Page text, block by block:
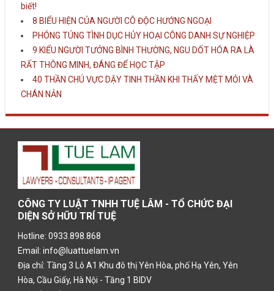
biết!
8 BIỂU HIỆN CỦA NGƯỜI CÔ ĐỘC HƯỚNG NGOẠI
PHÓNG TÚNG TÌNH DỤC HỦY HOẠI CÔNG DANH SỰ NGHIỆP
9 KIỂU NGƯỜI TƯỞNG BÌNH THƯỜNG, NGU DỐT HÓA RA LÀ
RẤT THÔNG MINH, ĐÁNG ĐỂ HỌC TẬP
40 THẦN CHÚ VỰC DẬY TINH THẦN KHI THẤY MỆT MỎI VÀ
CHÁN NẢN
CÔNG TY LUẬT TNHH TUỆ LÂM - TỔ CHỨC ĐẠI
DIỆN SỞ HỮU TRÍ TUỆ
Hotline: 0933.898.868
Email: info@luattuelam.vn
Địa chỉ: Tầng 3 Lô A1 Khu đô thị Yên Hòa, phố Hạ Yên, Yên
Hòa, Cầu Giấy, Hà Nội - Tầng 1 BIDV